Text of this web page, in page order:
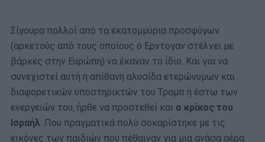
Σίγουρα πολλοί από τα εκατομμύρια προσφύγων
(αρκετούς από τους οποίους ο Ερντογαν στέλνει με
βάρκες στην Ευρώπη) να έκαναν το ίδιο. Και για να
συνεχιστεί αυτή η απίθανη αλυσίδα ετερώνυμων και
διαφορετικών υποστηρικτών του Τραμπ ή έστω των
ενεργειών του, ήρθε να προστεθεί και ο κρίκος του
Ισραήλ . Που πραγματικά πολύ σοκαρίστηκε με τις
εικόνες των παιδιών που πέθαιναν για μια ανάσα αέρα